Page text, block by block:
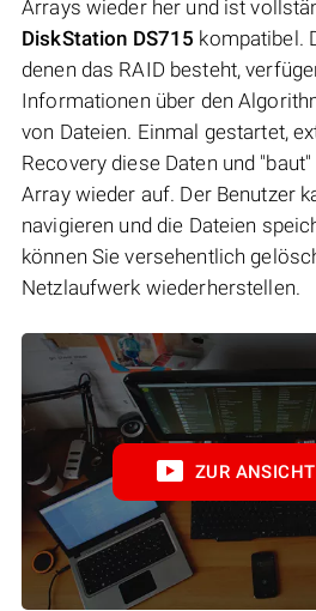
Arrays wieder her und ist
DiskStation DS715 kompatibel.
denen das RAID besteht,
Informationen über den
von Dateien. Einmal gestartet,
Recovery diese Daten und
Array wieder auf. Der Benutzer
navigieren und die Dateien
können Sie versehentlich
Netzlaufwerk wiederherstellen.
ZUR